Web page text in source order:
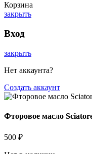
Корзина
закрыть
Вход
закрыть
Нет аккаунта?
Создать аккаунт
Фторовое масло
500 ₽